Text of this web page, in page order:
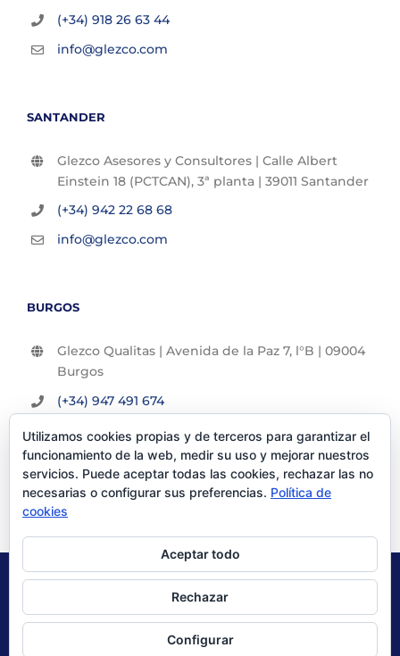
(+34) 918 26 63 44
info@glezco.com
SANTANDER
Glezco Asesores y Consultores | Calle Albert
Einstein 18 (PCTCAN), 3ª planta | 39011 Santander
(+34) 942 22 68 68
info@glezco.com
BURGOS
Glezco Qualitas | Avenida de la Paz 7, l°B | 09004
Burgos
(+34) 947 491 674
info@glezco.com
© Glezco Asesores y Consultores 2019 | Todos los derechos
Politica de Privacidad
X LinkedInYouTube
Utilizamos cookies propias y de terceros para garantizar el
funcionamiento de la web, medir su uso y mejorar nuestros
servicios. Puede aceptar todas las cookies, rechazar las no
necesarias o configurar sus preferencias. Política de
cookies
Aceptar todo
Rechazar
Configurar